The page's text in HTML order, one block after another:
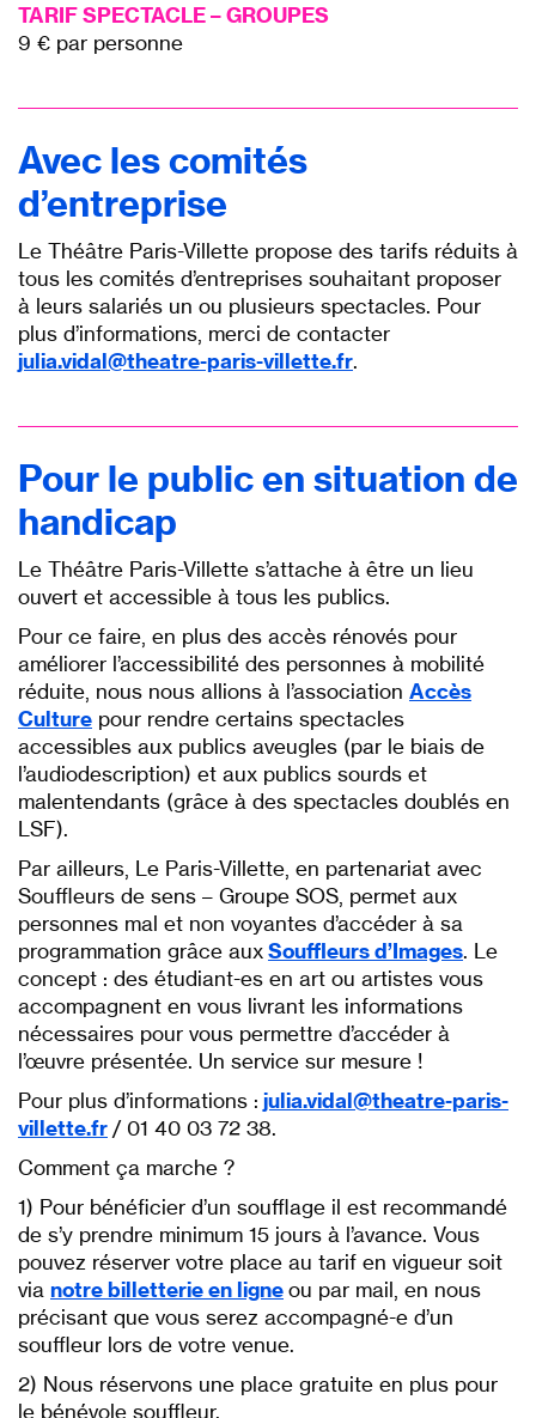
TARIF SPECTACLE – GROUPES
9 € par personne
Avec les comités
d’entreprise
Le Théâtre Paris-Villette propose des tarifs réduits à
tous les comités d’entreprises souhaitant proposer
à leurs salariés un ou plusieurs spectacles. Pour
plus d’informations, merci de contacter
julia.vidal@theatre-paris-villette.fr.
Pour le public en situation de
handicap
Le Théâtre Paris-Villette s’attache à être un lieu
ouvert et accessible à tous les publics.
Pour ce faire, en plus des accès rénovés pour
améliorer l’accessibilité des personnes à mobilité
réduite, nous nous allions à l’association Accès
Culture pour rendre certains spectacles
accessibles aux publics aveugles (par le biais de
l’audiodescription) et aux publics sourds et
malentendants (grâce à des spectacles doublés en
LSF).
Par ailleurs, Le Paris-Villette, en partenariat avec
Souffleurs de sens – Groupe SOS, permet aux
personnes mal et non voyantes d’accéder à sa
programmation grâce auxSouffleurs d’Images. Le
concept : des étudiant-es en art ou artistes vous
accompagnent en vous livrant les informations
nécessaires pour vous permettre d’accéder à
l’œuvre présentée. Un service sur mesure !
Pour plus d’informations : julia.vidal@theatre-paris-
villette.fr/ 01 40 03 72 38.
Comment ça marche ?
1) Pour bénéficier d’un soufflage il est recommandé
de s’y prendre minimum 15 jours à l’avance. Vous
pouvez réserver votre place au tarif en vigueur soit
via notre billetterie en ligneou par mail, en nous
précisant que vous serez accompagné-e d’un
souffleur lors de votre venue.
2) Nous réservons une place gratuite en plus pour
le bénévole souffleur.